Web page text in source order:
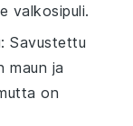
valkosipuli.
: Savustettu
maun ja
on